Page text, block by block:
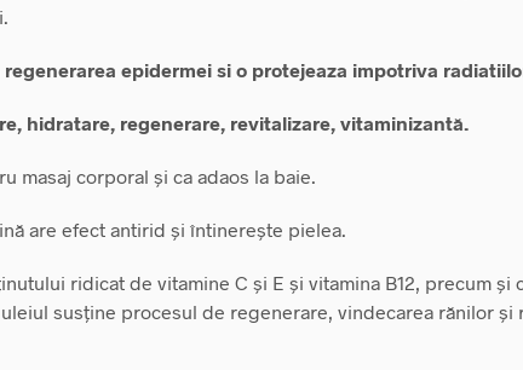
regenerarea epidermei si o protejeaza impotriva
hidratare, regenerare, revitalizare, vitaminizantă.
masaj corporal și ca adaos la baie.
are efect antirid și întinerește pielea.
ridicat de vitamine C și E și vitamina B12, precum și
susține procesul de regenerare, vindecarea rănilor și